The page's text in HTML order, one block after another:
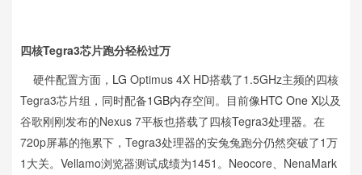
四核Tegra3芯片跑分轻松过万
硬件配置方面， LG Optimus 4X HD搭载了1.5GHz主频的四核
Tegra3芯片组，同时配备1GB内存空间。目前像HTC One X以及
谷歌刚刚发布的Nexus 7平板也搭载了四核Tegra3处理器。在
720p屏幕的拖累下，Tegra3处理器的安兔兔跑分仍然突破了1万
1大关。Vellamo浏览器测试成绩为1451。Neocore、NenaMark